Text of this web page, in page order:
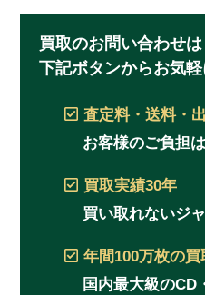
買取のお問い合わせは
下記ボタンからお気
査定料・送料・
お客様のご負担
買取実績30年
買い取れないジ
年間100万枚の買
国内最大級のCD